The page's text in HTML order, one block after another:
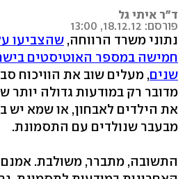
ד"ר איתי גל
פורסם: 18.12.12, 13:00
נתוני משרד הרווחה, שהצביעו
חמישה במספר האוטיסטים
שנים, מעלים שוב את הוויכוח
מדובר רק במודעות גדולה יותר
את הילדים לאבחון, או שמא יש
מבעבר שנולדים עם התסמונת.
התשובה, מתברר, משולבת. אמנם